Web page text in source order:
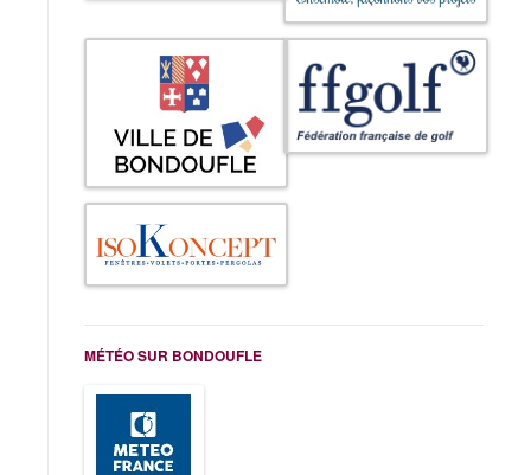
MÉTÉO SUR BONDOUFLE